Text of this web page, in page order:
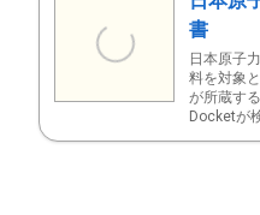
書
日本原子
料を対象
が所蔵する
Docketが